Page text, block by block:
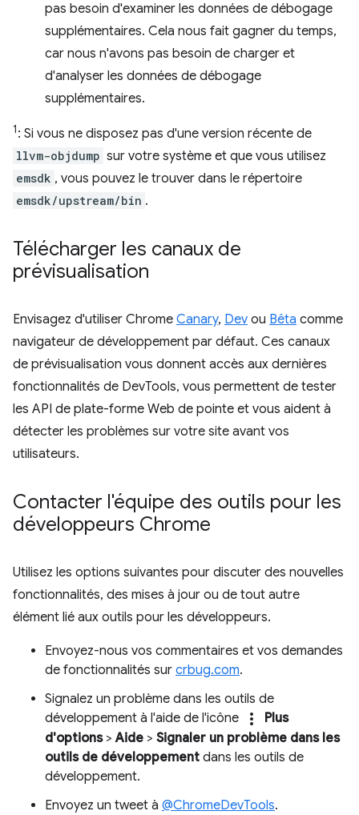
pas besoin d'examiner les données de débogage
supplémentaires. Cela nous fait gagner du temps,
car nous n'avons pas besoin de charger et
d'analyser les données de débogage
supplémentaires.
1: Si vous ne disposez pas d'une version récente de
llvm-objdump sur votre système et que vous utilisez
emsdk , vous pouvez le trouver dans le répertoire
emsdk/upstream/bin .
Télécharger les canaux de
prévisualisation
Envisagez d'utiliser Chrome Canary, Dev ou Bêta comme
navigateur de développement par défaut. Ces canaux
de prévisualisation vous donnent accès aux dernières
fonctionnalités de DevTools, vous permettent de tester
les API de plate-forme Web de pointe et vous aident à
détecter les problèmes sur votre site avant vos
utilisateurs.
Contacter l'équipe des outils pour les
développeurs Chrome
Utilisez les options suivantes pour discuter des nouvelles
fonctionnalités, des mises à jour ou de tout autre
élément lié aux outils pour les développeurs.
Envoyez-nous vos commentaires et vos demandes
de fonctionnalités sur crbug.com.
Signalez un problème dans les outils de
développement à l'aide de l'icône
more_vert
Plus
d'options>Aide > Signaler un problème dans les
outils de développement dans les outils de
développement.
Envoyez un tweet à @ChromeDevTools.